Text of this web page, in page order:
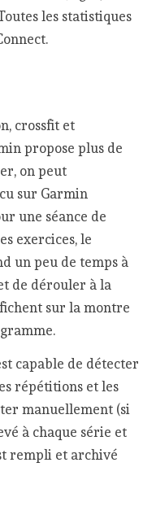
les statistiques
crossfit et
propose plus de
on peut
sur Garmin
une séance de
exercices, le
un peu de temps à
de dérouler à la
sur la montre
capable de détecter
répétitions et les
manuellement (si
à chaque série et
rempli et archivé